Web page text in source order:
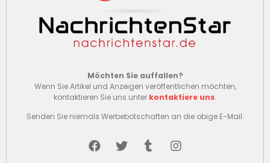
Möchten Sie auffallen?
Wenn Sie Artikel und Anzeigen veröffentlichen möchten,
kontaktieren Sie uns unter kontaktiere uns.
Senden Sie niemals Werbebotschaften an die obige E-Mail.